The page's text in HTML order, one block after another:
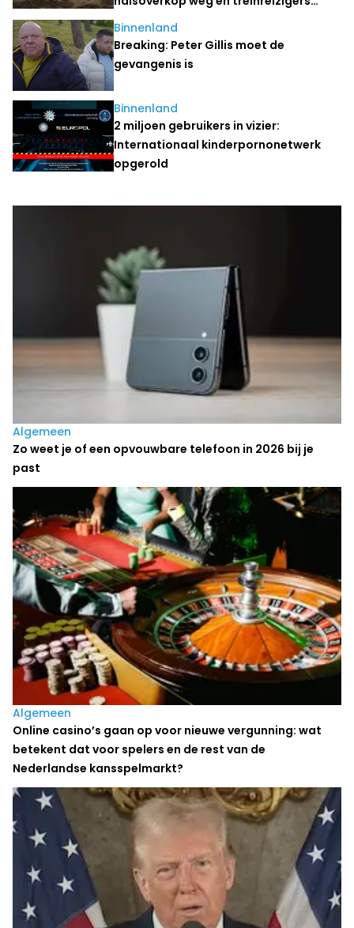
stranden
Binnenland
Breaking: Peter Gillis moet de
gevangenis is
Binnenland
2 miljoen gebruikers in vizier:
Internationaal kinderpornonetwerk
opgerold
Laatste nieuws
Algemeen
Zo weet je of een opvouwbare telefoon in 2026 bij je
past
Algemeen
Online casino’s gaan op voor nieuwe vergunning: wat
betekent dat voor spelers en de rest van de
Nederlandse kansspelmarkt?